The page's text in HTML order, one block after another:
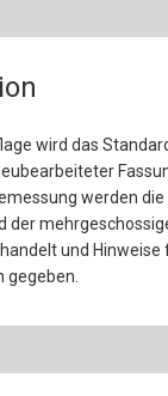
wird das
werden
der
und Hinweise
gegeben.